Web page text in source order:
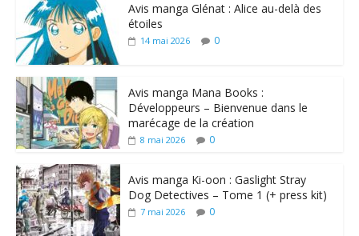
Avis manga Glénat : Alice au-delà des
étoiles
14 mai 2026 0
Avis manga Mana Books :
Développeurs – Bienvenue dans le
marécage de la création
8 mai 2026 0
Avis manga Ki-oon : Gaslight Stray
Dog Detectives – Tome 1 (+ press kit)
7 mai 2026 0